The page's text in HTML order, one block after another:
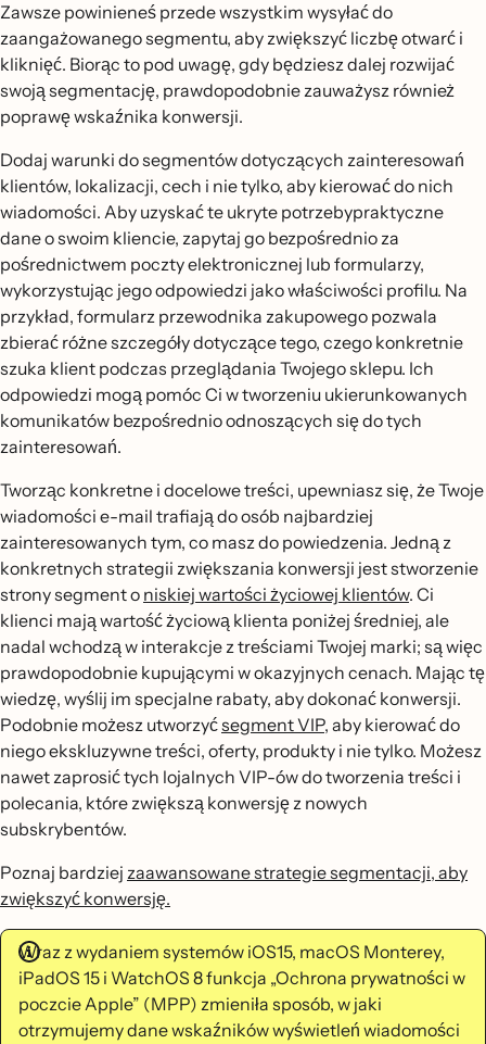
Zawsze powinieneś przede wszystkim wysyłać do
zaangażowanego segmentu, aby zwiększyć liczbę otwarć i
kliknięć. Biorąc to pod uwagę, gdy będziesz dalej rozwijać
swoją segmentację, prawdopodobnie zauważysz również
poprawę wskaźnika konwersji.
Dodaj warunki do segmentów dotyczących zainteresowań
klientów, lokalizacji, cech i nie tylko, aby kierować do nich
wiadomości. Aby uzyskać te ukryte potrzebypraktyczne
dane o swoim kliencie, zapytaj go bezpośrednio za
pośrednictwem poczty elektronicznej lub formularzy,
wykorzystując jego odpowiedzi jako właściwości profilu. Na
przykład, formularz przewodnika zakupowego pozwala
zbierać różne szczegóły dotyczące tego, czego konkretnie
szuka klient podczas przeglądania Twojego sklepu. Ich
odpowiedzi mogą pomóc Ci w tworzeniu ukierunkowanych
komunikatów bezpośrednio odnoszących się do tych
zainteresowań.
Tworząc konkretne i docelowe treści, upewniasz się, że Twoje
wiadomości e-mail trafiają do osób najbardziej
zainteresowanych tym, co masz do powiedzenia. Jedną z
konkretnych strategii zwiększania konwersji jest stworzenie
strony segment o niskiej wartości życiowej klientów. Ci
klienci mają wartość życiową klienta poniżej średniej, ale
nadal wchodzą w interakcje z treściami Twojej marki; są więc
prawdopodobnie kupującymi w okazyjnych cenach. Mając tę
wiedzę, wyślij im specjalne rabaty, aby dokonać konwersji.
Podobnie możesz utworzyćsegment VIP, aby kierować do
niego ekskluzywne treści, oferty, produkty i nie tylko. Możesz
nawet zaprosić tych lojalnych VIP-ów do tworzenia treści i
polecania, które zwiększą konwersję z nowych
subskrybentów.
Poznaj bardziej zaawansowane strategie segmentacji, aby
zwiększyć konwersję.
Wraz z wydaniem systemów iOS15, macOS Monterey,
iPadOS 15 i WatchOS 8 funkcja „Ochrona prywatności w
poczcie Apple” (MPP) zmieniła sposób, w jaki
otrzymujemy dane wskaźników wyświetleń wiadomości